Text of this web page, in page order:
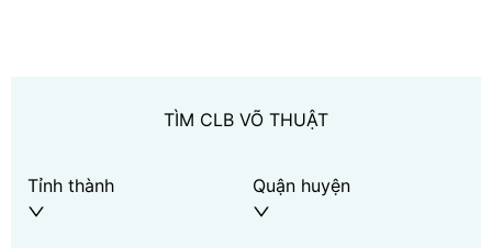
TÌM CLB VÕ THUẬT
Tỉnh thành Quận huyện